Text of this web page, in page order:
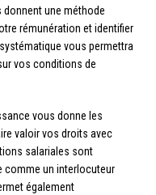
une méthode
rémunération et identifier
vous permettra
vos conditions de
vous donne les
valoir vos droits avec
salariales sont
comme un interlocuteur
également